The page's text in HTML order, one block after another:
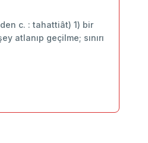
c. : tahattiât) 1) bir
atlanıp geçilme; sınırı